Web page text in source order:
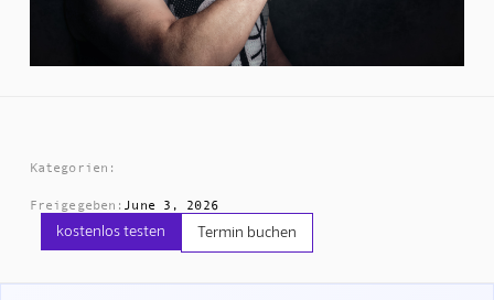
Kategorien:
Freigegeben: June 3, 2026
kostenlos testen Termin buchen